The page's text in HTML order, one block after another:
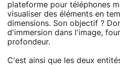
plateforme pour téléphones
visualiser des éléments en
dimensions. Son objectif ?
d'immersion dans l'image,
profondeur.
C'est ainsi que les deux